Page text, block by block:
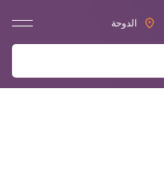
الدوحة